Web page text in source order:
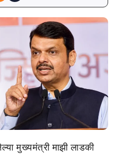
मुख्यमंत्री माझी लाडकी